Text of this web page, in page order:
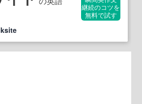
継続のコツを
無料で試す